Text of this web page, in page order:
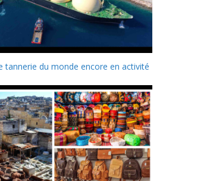
tannerie du monde encore en activité